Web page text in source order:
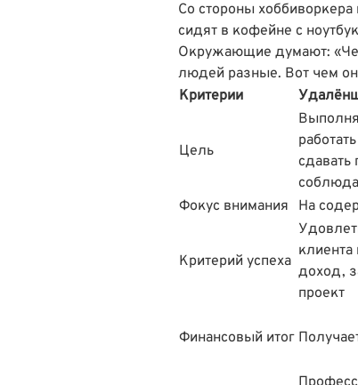
Со стороны
сидят в кофейне с
Окружающие думают:
людей разные. Вот чем
Критерии
Цель
сдавать
Фокус внимания На
Критерий успеха
клиента
доход,
проект
Финансовый итог